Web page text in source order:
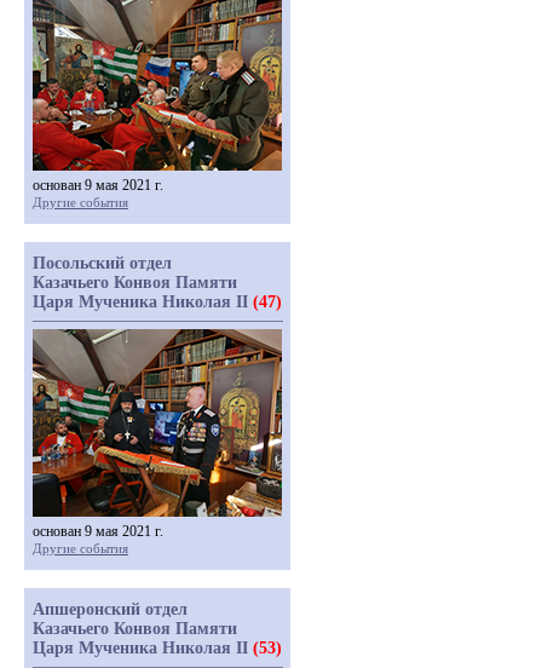
основан 9 мая 2021 г.
Другие события
Посольский отдел
Казачьего Конвоя Памяти
Царя Мученика Николая II (47)
основан 9 мая 2021 г.
Другие события
Апшеронский отдел
Казачьего Конвоя Памяти
Царя Мученика Николая II (53)